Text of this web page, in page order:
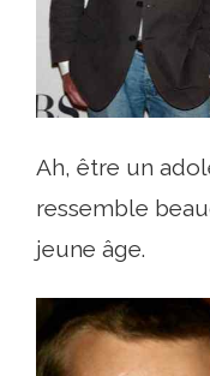
Ah, être un
ressemble
jeune âge.